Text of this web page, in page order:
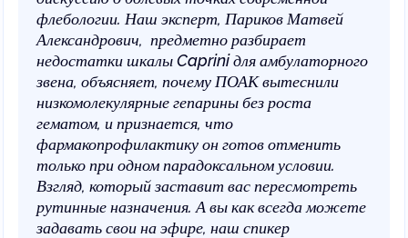
флебологии. Наш эксперт, Париков Матвей
Александрович, предметно разбирает
недостатки шкалы Caprini для амбулаторного
звена, объясняет, почему ПОАК вытеснили
низкомолекулярные гепарины без роста
гематом, и признается, что
фармакопрофилактику он готов отменить
только при одном парадоксальном условии.
Взгляд, который заставит вас пересмотреть
рутинные назначения. А вы как всегда можете
задавать свои на эфире, наш спикер